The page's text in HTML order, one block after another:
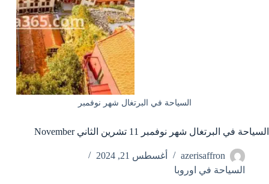
السياحة في البرتغال شهر نوفمبر
السياحة في البرتغال شهر نوفمبر 11 تشرين الثاني November
azerisaffron
أغسطس 21, 2024
السياحة في اوروبا